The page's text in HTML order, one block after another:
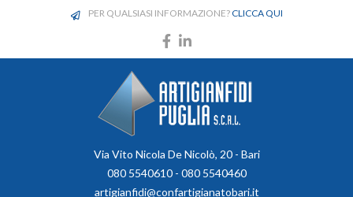
PER QUALSIASI INFORMAZIONE?CLICCA QUI
Via Vito Nicola De Nicolò, 20 - Bari
080 5540610 - 080 5540460
artigianfidi@confartigianatobari.it